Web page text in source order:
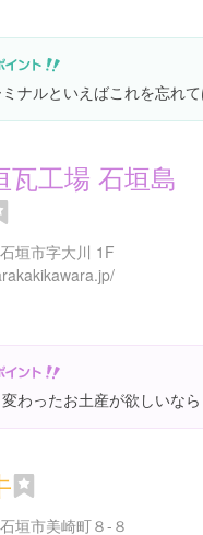
ナルといえばこれを忘れて
瓦工場 石垣島
垣市字大川 1F
わったお土産が欲しいな
垣市美崎町８-８